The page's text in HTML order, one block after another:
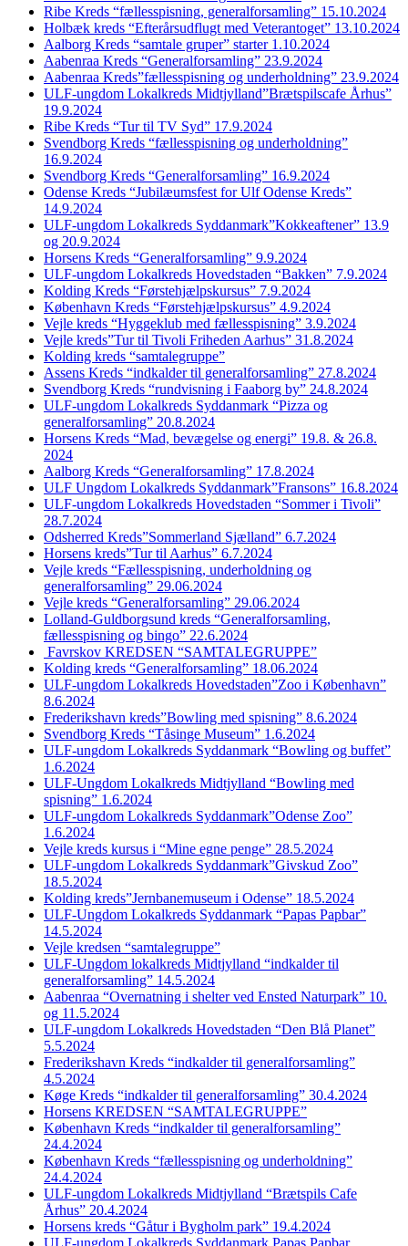
Ribe Kreds “fællesspisning, generalforsamling” 15.10.2024
Holbæk kreds “Efterårsudflugt med Veterantoget” 13.10.2024
Aalborg Kreds “samtale gruper” starter 1.10.2024
Aabenraa Kreds “Generalforsamling” 23.9.2024
Aabenraa Kreds”fællesspisning og underholdning” 23.9.2024
ULF-ungdom Lokalkreds Midtjylland”Brætspilscafe Århus”
19.9.2024
Ribe Kreds “Tur til TV Syd” 17.9.2024
Svendborg Kreds “fællesspisning og underholdning”
16.9.2024
Svendborg Kreds “Generalforsamling” 16.9.2024
Odense Kreds “Jubilæumsfest for Ulf Odense Kreds”
14.9.2024
ULF-ungdom Lokalkreds Syddanmark”Kokkeaftener” 13.9
og 20.9.2024
Horsens Kreds “Generalforsamling” 9.9.2024
ULF-ungdom Lokalkreds Hovedstaden “Bakken” 7.9.2024
Kolding Kreds “Førstehjælpskursus” 7.9.2024
København Kreds “Førstehjælpskursus” 4.9.2024
Vejle kreds “Hyggeklub med fællesspisning” 3.9.2024
Vejle kreds”Tur til Tivoli Friheden Aarhus” 31.8.2024
Kolding kreds “samtalegruppe”
Assens Kreds “indkalder til generalforsamling” 27.8.2024
Svendborg Kreds “rundvisning i Faaborg by” 24.8.2024
ULF-ungdom Lokalkreds Syddanmark “Pizza og
generalforsamling” 20.8.2024
Horsens Kreds “Mad, bevægelse og energi” 19.8. & 26.8.
2024
Aalborg Kreds “Generalforsamling” 17.8.2024
ULF Ungdom Lokalkreds Syddanmark”Fransons” 16.8.2024
ULF-ungdom Lokalkreds Hovedstaden “Sommer i Tivoli”
28.7.2024
Odsherred Kreds”Sommerland Sjælland” 6.7.2024
Horsens kreds”Tur til Aarhus” 6.7.2024
Vejle kreds “Fællesspisning, underholdning og
generalforsamling” 29.06.2024
Vejle kreds “Generalforsamling” 29.06.2024
Lolland-Guldborgsund kreds “Generalforsamling,
fællesspisning og bingo” 22.6.2024
Favrskov KREDSEN “SAMTALEGRUPPE”
Kolding kreds “Generalforsamling” 18.06.2024
ULF-ungdom Lokalkreds Hovedstaden”Zoo i København”
8.6.2024
Frederikshavn kreds”Bowling med spisning” 8.6.2024
Svendborg Kreds “Tåsinge Museum” 1.6.2024
ULF-ungdom Lokalkreds Syddanmark “Bowling og buffet”
1.6.2024
ULF-Ungdom Lokalkreds Midtjylland “Bowling med
spisning” 1.6.2024
ULF-ungdom Lokalkreds Syddanmark”Odense Zoo”
1.6.2024
Vejle kreds kursus i “Mine egne penge” 28.5.2024
ULF-ungdom Lokalkreds Syddanmark”Givskud Zoo”
18.5.2024
Kolding kreds”Jernbanemuseum i Odense” 18.5.2024
ULF-Ungdom Lokalkreds Syddanmark “Papas Papbar”
14.5.2024
Vejle kredsen “samtalegruppe”
ULF-Ungdom lokalkreds Midtjylland “indkalder til
generalforsamling” 14.5.2024
Aabenraa “Overnatning i shelter ved Ensted Naturpark” 10.
og 11.5.2024
ULF-ungdom Lokalkreds Hovedstaden “Den Blå Planet”
5.5.2024
Frederikshavn Kreds “indkalder til generalforsamling”
4.5.2024
Køge Kreds “indkalder til generalforsamling” 30.4.2024
Horsens KREDSEN “SAMTALEGRUPPE”
København Kreds “indkalder til generalforsamling”
24.4.2024
København Kreds “fællesspisning og underholdning”
24.4.2024
ULF-ungdom Lokalkreds Midtjylland “Brætspils Cafe
Århus” 20.4.2024
Horsens kreds “Gåtur i Bygholm park” 19.4.2024